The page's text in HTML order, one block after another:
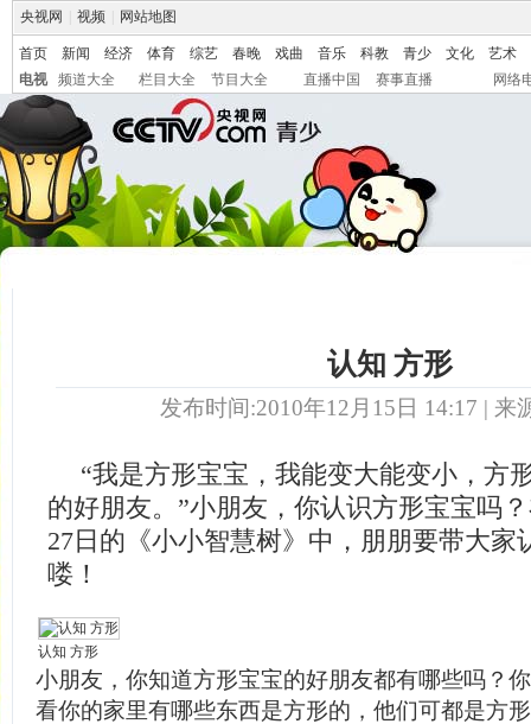
央视网 视频 网站地图
首页 新闻 经济 体育 综艺 春晚 戏曲 音乐 科教 青少 文化
艺术
电视
频道大全 栏目大全 节目大全 直播中国 赛事直播 网络
认知 方形
发布时间:2010年12月15日 14:17 | 来
“我是方形宝宝，我能变大能变小，方
的好朋友。”小朋友，你认识方形宝宝吗
27日的《小小智慧树》中，朋朋要带大家
喽！
认知 方形
小朋友，你知道方形宝宝的好朋友都有哪些吗？
看你的家里有哪些东西是方形的，他们可都是方